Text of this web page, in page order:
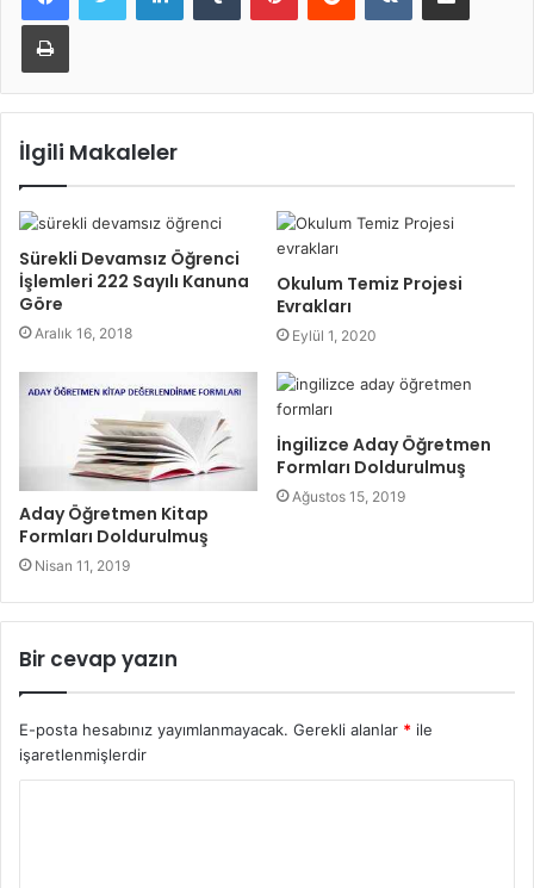
Yazdır
İlgili Makaleler
Sürekli Devamsız Öğrenci
İşlemleri 222 Sayılı Kanuna
Göre
Aralık 16, 2018
Okulum Temiz Projesi
Evrakları
Eylül 1, 2020
Aday Öğretmen Kitap
Formları Doldurulmuş
Nisan 11, 2019
İngilizce Aday Öğretmen
Formları Doldurulmuş
Ağustos 15, 2019
Bir cevap yazın
E-posta hesabınız yayımlanmayacak. Gerekli alanlar * ile
işaretlenmişlerdir